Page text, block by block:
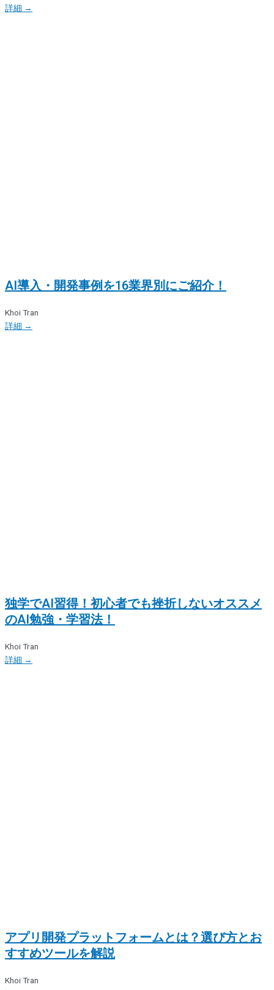
詳細 →
AI導入・開発事例を16業界別にご紹介！
Khoi Tran
詳細 →
独学でAI習得！初心者でも挫折しないオススメ
のAI勉強・学習法！
Khoi Tran
詳細 →
アプリ開発プラットフォームとは？選び方とお
すすめツールを解説
Khoi Tran